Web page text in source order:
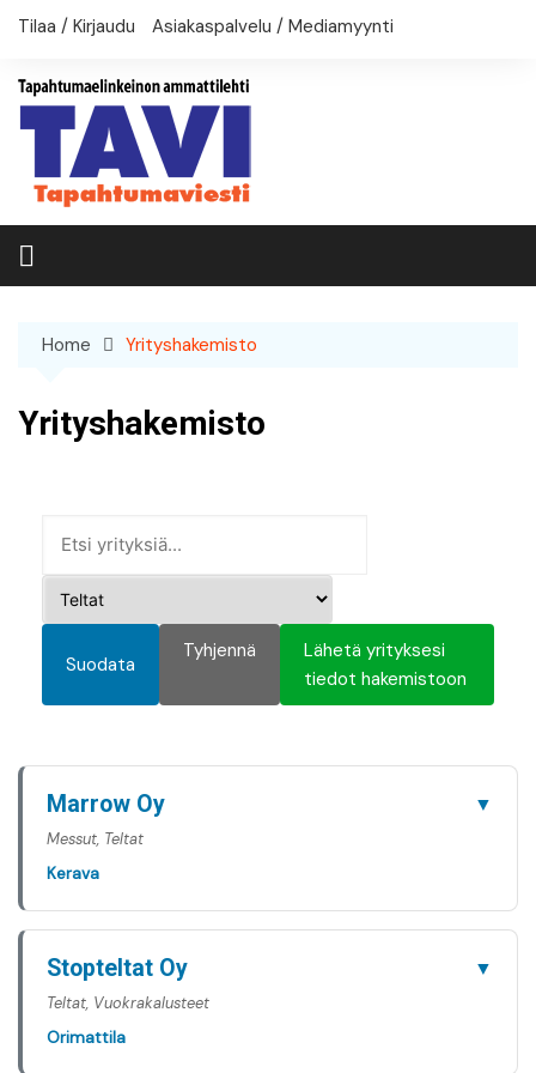
Skip
Tilaa / Kirjaudu Asiakaspalvelu / Mediamyynti
Home Yrityshakemisto
Yrityshakemisto
Suodata
Tyhjennä
Lähetä yrityksesi
tiedot hakemistoon
Marrow Oy ▼
Messut, Teltat
Kerava
Stopteltat Oy ▼
Teltat, Vuokrakalusteet
Orimattila